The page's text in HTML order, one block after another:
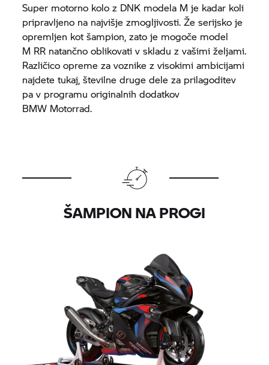
Super motorno kolo z DNK modela M je kadar koli
pripravljeno na najvišje zmogljivosti. Že serijsko je
opremljen kot šampion, zato je mogoče model
M RR natančno oblikovati v skladu z vašimi željami.
Različico opreme za voznike z visokimi ambicijami
najdete tukaj, številne druge dele za prilagoditev
pa v programu originalnih dodatkov
BMW Motorrad.
ŠAMPION NA PROGI